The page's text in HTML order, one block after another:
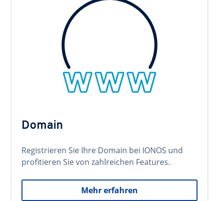
Domain
Registrieren Sie Ihre Domain bei IONOS und
profitieren Sie von zahlreichen Features.
Mehr erfahren